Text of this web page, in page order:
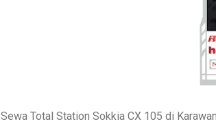
Sewa Total Station Sokkia CX 105 di